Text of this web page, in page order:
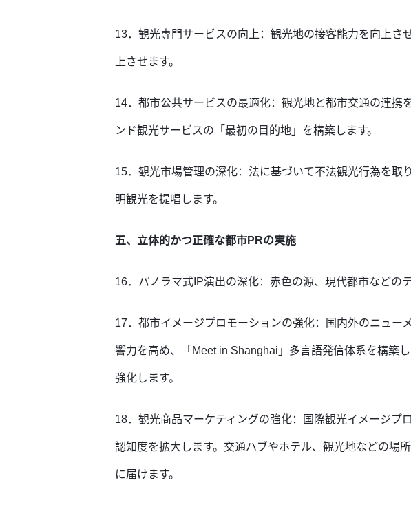
13．観光専門サービスの向上：観光地の接客能力を向上
上させます。
14．都市公共サービスの最適化：観光地と都市交通の連
ンド観光サービスの「最初の目的地」を構築します。
15．観光市場管理の深化：法に基づいて不法観光行為を
明観光を提唱します。
五、立体的かつ正確な都市PRの実施
16．パノラマ式IP演出の深化：赤色の源、現代都市などの
17．都市イメージプロモーションの強化：国内外のニュ
響力を高め、「Meet in Shanghai」多言語発信体系を構築
強化します。
18．観光商品マーケティングの強化：国際観光イメージ
認知度を拡大します。交通ハブやホテル、観光地などの場
に届けます。